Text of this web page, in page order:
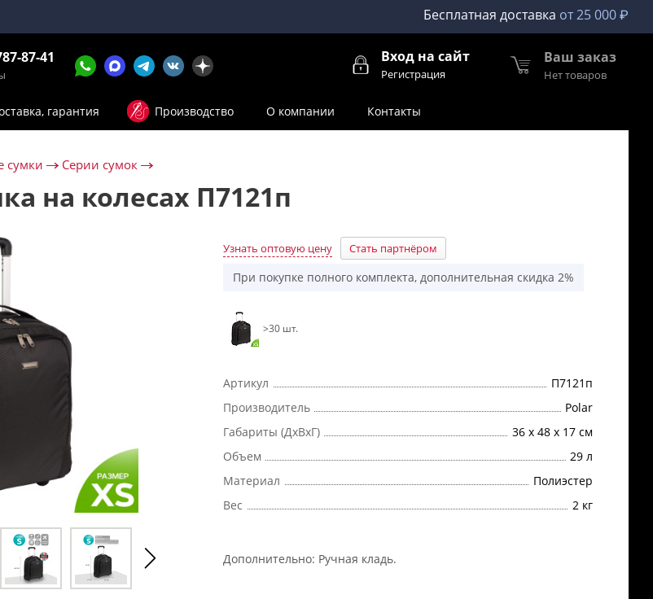
Бесплатная доставка от 25 000 ₽
87-41 Вход на сайт
Регистрация
Ваш заказ
Нет товаров
гарантия Производство О компании Контакты
сумки Серии сумок
на колесах П7121п
Узнать оптовую цену Стать партнёром
При покупке полного комплекта, дополнительная скидка 2%
>30 шт.
Артикул
П7121п
Производитель
Polar
Габариты (ДхВхГ)
36 х 48 х 17 см
Объем
29 л
Материал
Полиэстер
Вес
2 кг
Дополнительно: Ручная кладь.